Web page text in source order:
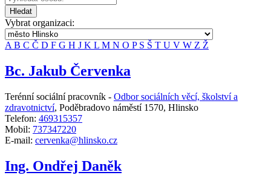
Hledat
Vybrat organizaci:
A B C Č D F G H J K L M N O P S Š T U V W Z Ž
Bc. Jakub Červenka
Terénní sociální pracovník - Odbor sociálních věcí, školství a
zdravotnictví, Poděbradovo náměstí 1570, Hlinsko
Telefon: 469315357
Mobil: 737347220
E-mail: cervenka@hlinsko.cz
Ing. Ondřej Daněk